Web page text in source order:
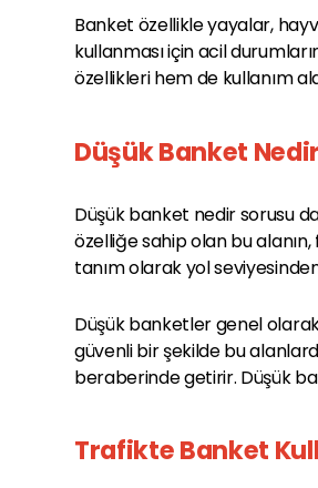
Banket özellikle yayalar,
kullanması için acil
özellikleri hem de kullanım
Düşük Banket
Düşük banket nedir sorusu
özelliğe sahip olan bu
tanım olarak yol
Düşük banketler genel
güvenli bir şekilde bu
beraberinde getirir. Düşük
Trafikte Banket